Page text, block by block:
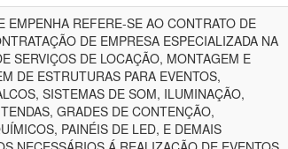
EMPENHA REFERE-SE AO CONTRATO DE
DE EMPRESA ESPECIALIZADA NA
SERVIÇOS DE LOCAÇÃO, MONTAGEM E
DE ESTRUTURAS PARA EVENTOS,
SISTEMAS DE SOM, ILUMINAÇÃO,
GRADES DE CONTENÇÃO,
PAINÉIS DE LED, E DEMAIS